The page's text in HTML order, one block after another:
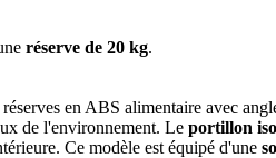
réserve de 20 kg.
en ABS alimentaire avec
de l'environnement. Le portillon
Ce modèle est équipé d'une